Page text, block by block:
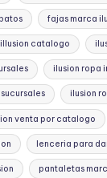
fajas marca
illusion catalogo
ilusion ropa
ilusion
venta por catalogo
lenceria para
pantaletas